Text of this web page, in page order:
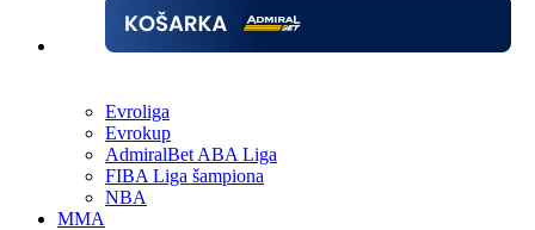
Evroliga
Evrokup
AdmiralBet ABA Liga
FIBA Liga šampiona
NBA
MMA